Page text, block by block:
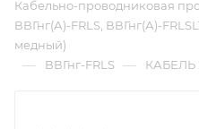
Кабельно-проводниковая
ВВГнг(А)-FRLS, ВВГнг(А)-
медный)
— ВВГнг-FRLS — КАБЕЛЬ